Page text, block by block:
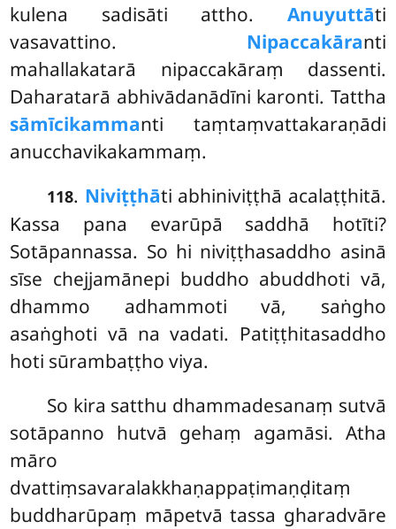
kulena sadisāti attho. Anuyuttāti
vasavattino. Nipaccakāranti
mahallakatarā nipaccakāraṃ dassenti.
Daharatarā abhivādanādīni karonti. Tattha
sāmīcikammanti taṃtaṃvattakaraṇādi
anucchavikakammaṃ.
118. Niviṭṭhāti abhiniviṭṭhā acalaṭṭhitā.
Kassa pana evarūpā saddhā hotīti?
Sotāpannassa. So hi niviṭṭhasaddho asinā
sīse chejjamānepi buddho abuddhoti vā,
dhammo adhammoti vā, saṅgho
asaṅghoti vā na vadati. Patiṭṭhitasaddho
hoti sūrambaṭṭho viya.
So kira satthu dhammadesanaṃ sutvā
sotāpanno hutvā gehaṃ agamāsi. Atha
māro
dvattiṃsavaralakkhaṇappaṭimaṇḍitaṃ
buddharūpaṃ māpetvā tassa gharadvāre